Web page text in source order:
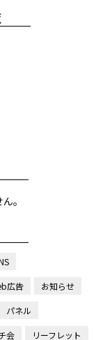
。
広告 お知らせ
パネル
会 リーフレット